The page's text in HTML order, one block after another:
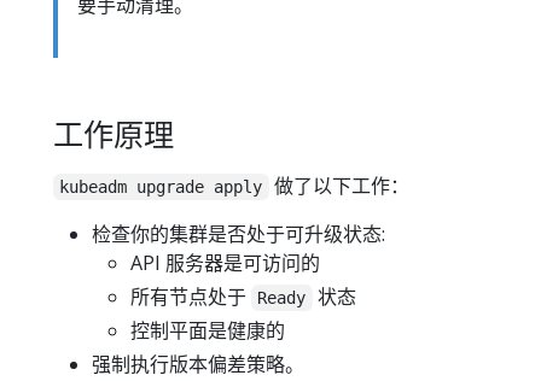
工作原理
kubeadm upgrade apply
做了以下工作：
检查你的集群是否处于可升级状态:
API 服务器是可访问的
所有节点处于
Ready
状态
控制平面是健康的
强制执行版本偏差策略。